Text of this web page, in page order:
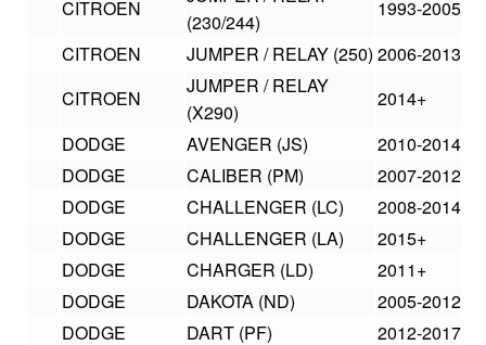
CITROEN
(230/244)
1993-2005
CITROEN
JUMPER / RELAY (250) 2006-2013
CITROEN
JUMPER / RELAY
(X290)
2014+
DODGE
AVENGER (JS) 2010-2014
DODGE
CALIBER (PM) 2007-2012
DODGE
CHALLENGER (LC) 2008-2014
DODGE
CHALLENGER (LA) 2015+
DODGE
CHARGER (LD) 2011+
DODGE
DAKOTA (ND) 2005-2012
DODGE
DART (PF) 2012-2017